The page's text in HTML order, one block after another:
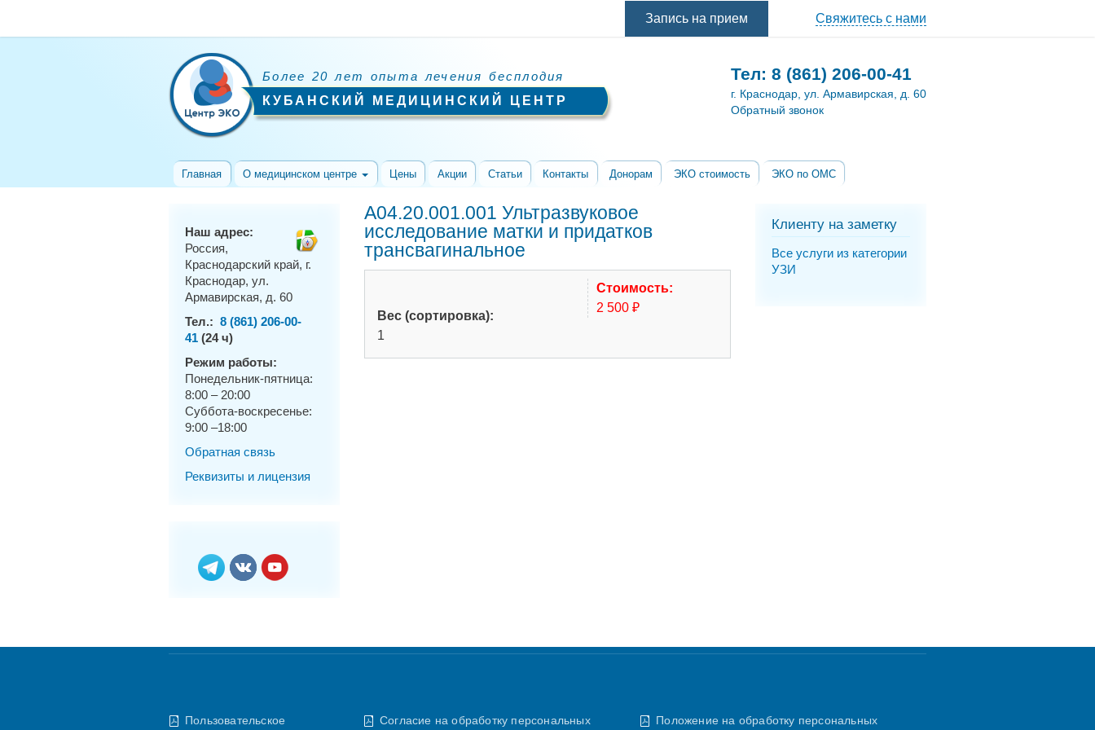
Запись на прием Свяжитесь с нами
Более 20 лет опыта лечения бесплодия
КУБАНСКИЙ МЕДИЦИНСКИЙ ЦЕНТР
Тел: 8 (861) 206-00-41
г. Краснодар, ул. Армавирская, д. 60
Обратный звонок
Главная О медицинском центре Цены Акции Статьи Контакты Донорам ЭКО стоимость ЭКО по ОМС
Наш адрес:
Россия,
Краснодарский край, г.
Краснодар, ул.
Армавирская, д. 60
Тел.: 8 (861) 206-00-
41 (24 ч)
Режим работы:
Понедельник-пятница:
8:00 – 20:00
Суббота-воскресенье:
9:00 –18:00
Обратная связь
Реквизиты и лицензия
A04.20.001.001 Ультразвуковое
исследование матки и придатков
трансвагинальное
Стоимость:
2 500 ₽
Вес (сортировка):
1
Клиенту на заметку
Все услуги из категории
УЗИ
Пользовательское Согласие на обработку персональных Положение на обработку персональных